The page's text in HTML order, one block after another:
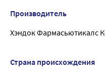
Производитель
Хэндок Фармасьютикалс
Страна происхождения